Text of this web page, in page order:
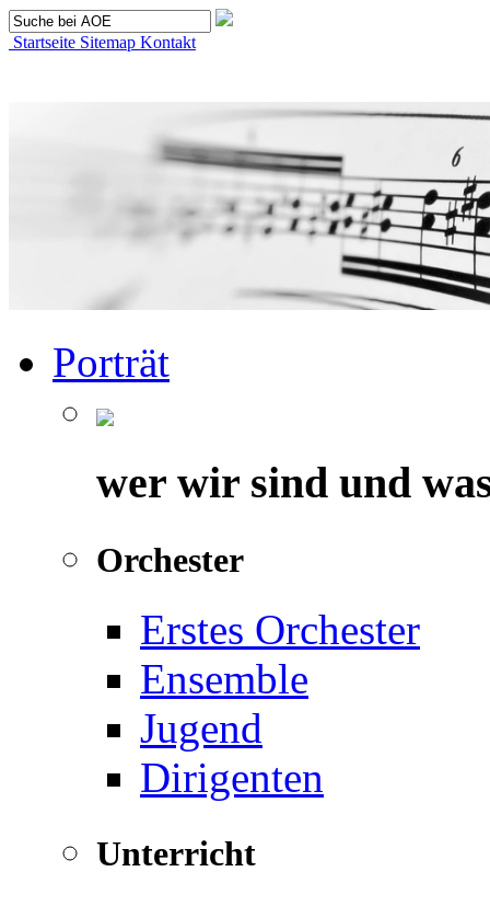
Startseite Sitemap Kontakt
Porträt
wer wir sind und
Orchester
Erstes Orchester
Ensemble
Jugend
Dirigenten
Unterricht